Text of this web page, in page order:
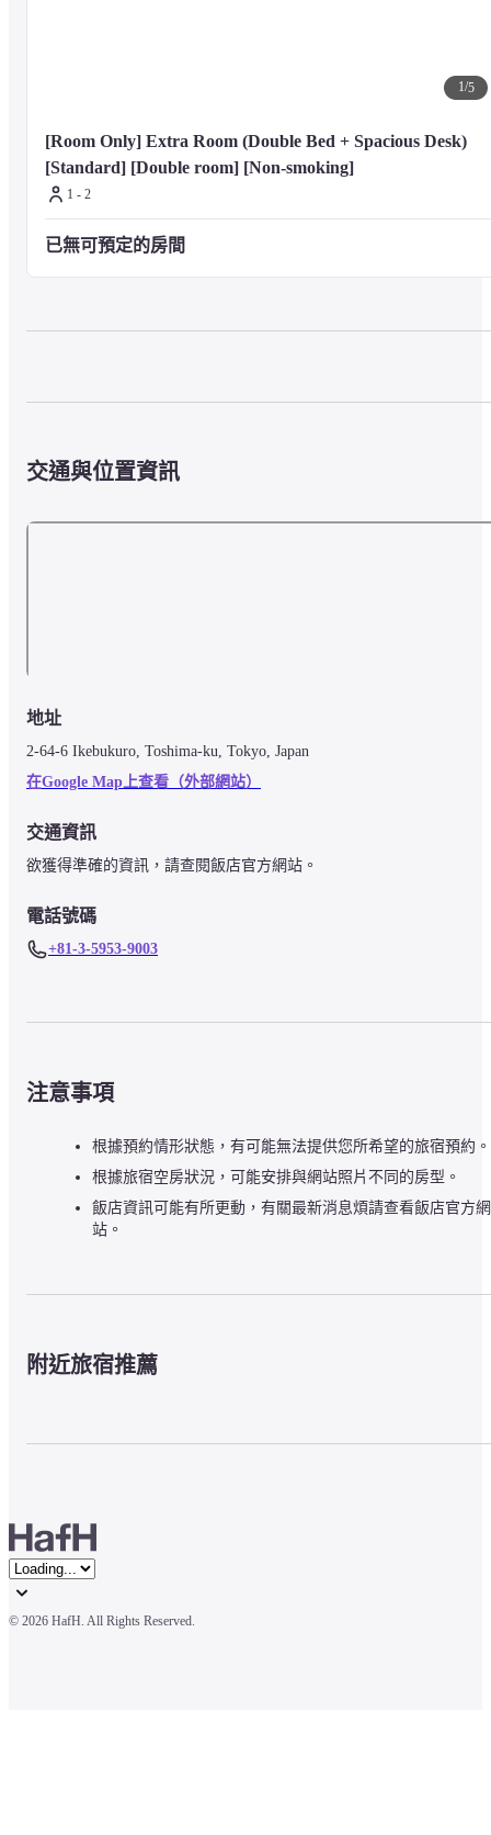
1/5
[Room Only] Extra Room (Double Bed + Spacious Desk)
[Standard] [Double room] [Non-smoking]
1 - 2
已無可預定的房間
交通與位置資訊
地址
2-64-6 Ikebukuro, Toshima-ku, Tokyo, Japan
在Google Map上查看（外部網站）
交通資訊
欲獲得準確的資訊，請查閱飯店官方網站。
電話號碼
+81-3-5953-9003
注意事項
根據預約情形狀態，有可能無法提供您所希望的旅宿預約。
根據旅宿空房狀況，可能安排與網站照片不同的房型。
飯店資訊可能有所更動，有關最新消息煩請查看飯店官方網
站。
附近旅宿推薦
© 2026 HafH. All Rights Reserved.